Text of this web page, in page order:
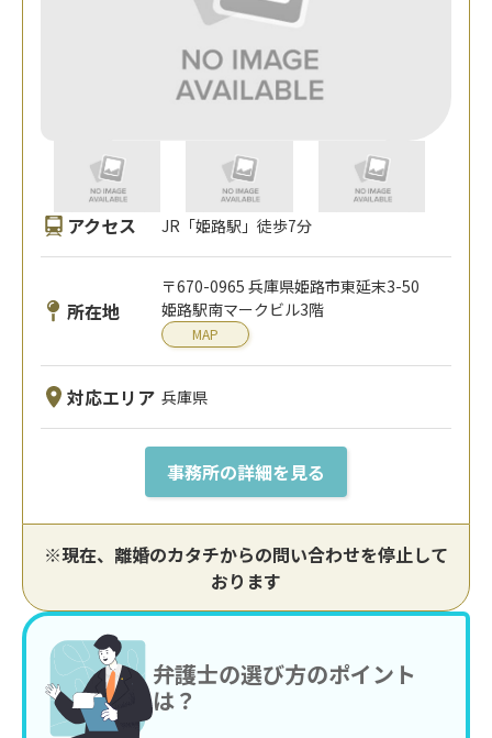
アクセス JR「姫路駅」徒歩7分
所在地
〒670-0965 兵庫県姫路市東延末3-50
姫路駅南マークビル3階
MAP
対応エリア 兵庫県
事務所の詳細を見る
※現在、離婚のカタチからの問い合わせを停止して
おります
弁護士の選び方のポイント
は？